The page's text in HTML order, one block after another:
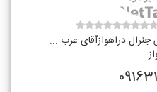
دراهوازآقای عرب ...